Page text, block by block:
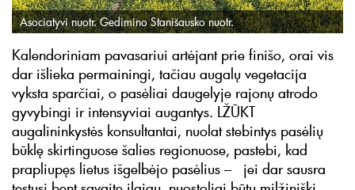
Asociatyvi nuotr. Gedimino Stanišausko nuotr.
Kalendoriniam pavasariui artėjant prie finišo, orai vis
dar išlieka permainingi, tačiau augalų vegetacija
vyksta sparčiai, o pasėliai daugelyje rajonų atrodo
gyvybingi ir intensyviai augantys. LŽŪKT
augalininkystės konsultantai, nuolat stebintys pasėlių
būklę skirtinguose šalies regionuose, pastebi, kad
prapliupęs lietus išgelbėjo pasėlius – jei dar sausra